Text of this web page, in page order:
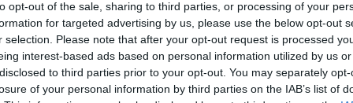
opt-out of the sale, sharing to third parties, or processing of your
for targeted advertising by us, please use the below opt-out
selection. Please note that after your opt-out request is processed
interest-based ads based on personal information utilized by us
to third parties prior to your opt-out. You may separately
of your personal information by third parties on the IAB’s list of
δεν κάνει διακρίσεις.
δεν έχουν και τόση σημασία. Η ίδια
να γίνει μοντέλο και ότι ονειρευόταν μια